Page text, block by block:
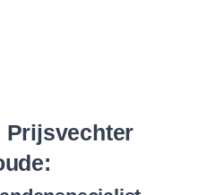
Prijsvechter